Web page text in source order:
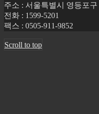
주소 : 서울특별시 영등포구
전화 : 1599-5201
팩스 : 0505-911-9852
Scroll to top